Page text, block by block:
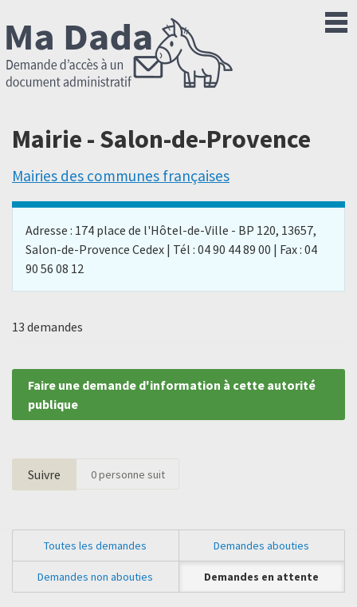
Mairie - Salon-de-Provence
Mairies des communes françaises
Adresse : 174 place de l'Hôtel-de-Ville - BP 120, 13657,
Salon-de-Provence Cedex | Tél : 04 90 44 89 00 | Fax : 04
90 56 08 12
13 demandes
Faire une demande d'information à cette autorité
publique
Suivre 0personne suit
Toutes les demandes Demandes abouties
Demandes non abouties Demandes en attente